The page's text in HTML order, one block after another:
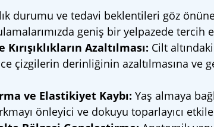
durumu ve tedavi beklentileri göz
geniş bir yelpazede tercih
Azaltılması: Cilt
çizgilerin derinliğinin azaltılmasına ve
ve Elastikiyet Kaybı: Yaş almaya
önleyici ve dokuyu toparlayıcı